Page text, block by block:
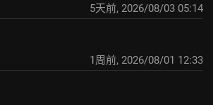
5天前, 2026/08/03 05:14
1周前, 2026/08/01 12:33